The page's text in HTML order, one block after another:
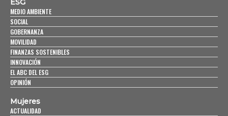
ESG
MEDIO AMBIENTE
SOCIAL
GOBERNANZA
MOVILIDAD
FINANZAS SOSTENIBLES
INNOVACIÓN
EL ABC DEL ESG
OPINIÓN
Mujeres
ACTUALIDAD